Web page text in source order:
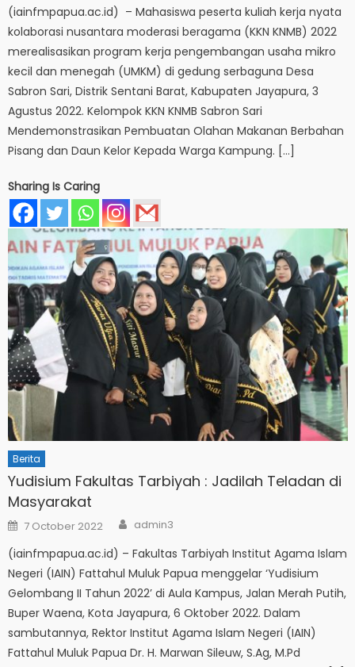
(iainfmpapua.ac.id) – Mahasiswa peserta kuliah kerja nyata
kolaborasi nusantara moderasi beragama (KKN KNMB) 2022
merealisasikan program kerja pengembangan usaha mikro
kecil dan menegah (UMKM) di gedung serbaguna Desa
Sabron Sari, Distrik Sentani Barat, Kabupaten Jayapura, 3
Agustus 2022. Kelompok KKN KNMB Sabron Sari
Mendemonstrasikan Pembuatan Olahan Makanan Berbahan
Pisang dan Daun Kelor Kepada Warga Kampung. […]
Sharing Is Caring
Berita
Yudisium Fakultas Tarbiyah : Jadilah Teladan di
Masyarakat
Posted
on
7 October 2022 Author
admin3
(iainfmpapua.ac.id) – Fakultas Tarbiyah Institut Agama Islam
Negeri (IAIN) Fattahul Muluk Papua menggelar ‘Yudisium
Gelombang II Tahun 2022’ di Aula Kampus, Jalan Merah Putih,
Buper Waena, Kota Jayapura, 6 Oktober 2022. Dalam
sambutannya, Rektor Institut Agama Islam Negeri (IAIN)
Fattahul Muluk Papua Dr. H. Marwan Sileuw, S.Ag, M.Pd